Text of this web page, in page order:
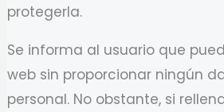
protegerla.
Se informa al usuario que
web sin proporcionar ningún
personal. No obstante, si